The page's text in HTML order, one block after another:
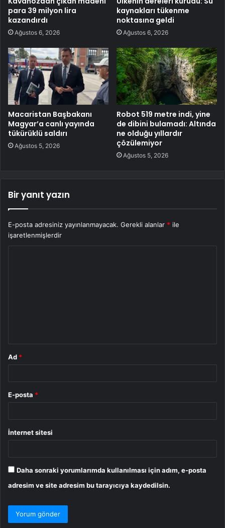
para 39 milyon lira
kazandırdı
Ağustos 6, 2026
kaynakları tükenme
noktasına geldi
Ağustos 6, 2026
Macaristan Başbakanı
Magyar’a canlı yayında
tükürüklü saldırı
Ağustos 5, 2026
Robot 519 metre indi, yine
de dibini bulamadı: Altında
ne olduğu yıllardır
çözülemiyor
Ağustos 5, 2026
Bir yanıt yazın
E-posta adresiniz yayınlanmayacak. Gerekli alanlar * ile
işaretlenmişlerdir
Ad *
E-posta *
İnternet sitesi
Daha sonraki yorumlarımda kullanılması için adım, e-posta
adresim ve site adresim bu tarayıcıya kaydedilsin.